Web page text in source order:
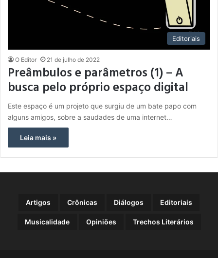
Editoriais
O Editor 21 de julho de 2022
Preâmbulos e parâmetros (1) – A
busca pelo próprio espaço digital
Este espaço é um projeto que surgiu de um bate papo com
alguns amigos, sobre a saudades de uma internet…
Leia mais »
Artigos Crônicas Diálogos Editoriais
Musicalidade Opiniões Trechos Literários